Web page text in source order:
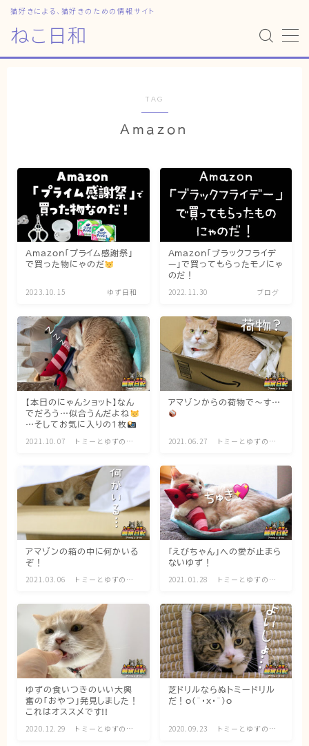
ねこ日和
猫好きによる、猫好きのための情報サイト
MENU
猫暮らしの平均
猫のなぜ？
ゆずとシンバの日常
ねこの部屋
猫の健康・ケア関連
猫の行動学・不思議な習性
猫と人間の共生・社会問題
猫の雑学・トリビア
猫との暮らし・生活設計
猫の可愛さ発見シリーズ
猫と暮らす快適環境づくり
猫と暮らすシニアライフ
ねこの飼い方
基本ガイド（ねこの飼い方、しつけ、食事）
健康管理（病気・ケア・病院情報）
行動と心理（ねこの習性、気持ちの読み方）
策）
ブログ
トミーとゆずの観察日記
ゆず日和
TAG
Amazon
Amazon「プライム感謝祭」
で買った物にゃのだ
2023.10.15 ゆず日和
Amazon「ブラックフライデ
ー」で買ってもらったモノにゃ
のだ！
2022.11.30 ブログ
【本日のにゃんショット】なん
でだろう…似合うんだよね
…そしてお気に入りの1枚
2021.10.07
トミーとゆずの観
アマゾンからの荷物で〜す…
2021.06.27
トミーとゆずの観
アマゾンの箱の中に何かいる
ぞ！
2021.03.06
トミーとゆずの観
「えびちゃん」への愛が止まら
ないゆず！
2021.01.28
トミーとゆずの観
ゆずの食いつきのいい大興
奮の「おやつ」発見しました！
これはオススメです!!
2020.12.29
トミーとゆずの観
芝ドリルならぬトミードリル
だ！o(^・x・^)o
2020.09.23
トミーとゆずの観